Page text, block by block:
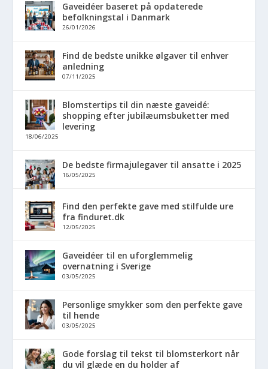
Gaveidéer baseret på opdaterede
befolkningstal i Danmark
26/01/2026
Find de bedste unikke ølgaver til enhver
anledning
07/11/2025
Blomstertips til din næste gaveidé:
shopping efter jubilæumsbuketter med
levering
18/06/2025
De bedste firmajulegaver til ansatte i 2025
16/05/2025
Find den perfekte gave med stilfulde ure
fra finduret.dk
12/05/2025
Gaveidéer til en uforglemmelig
overnatning i Sverige
03/05/2025
Personlige smykker som den perfekte gave
til hende
03/05/2025
Gode forslag til tekst til blomsterkort når
du vil glæde en du holder af